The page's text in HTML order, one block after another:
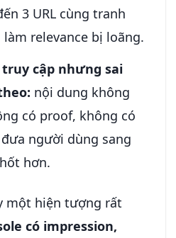
3 URL cùng tranh
relevance bị loãng.
cập nhưng sai
nội dung không
có proof, không có
người dùng sang
hơn.
một hiện tượng rất
có impression,